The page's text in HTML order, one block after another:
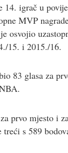
14. igrač u
MVP
osvojio
15. i 2015./16.
83 glasa za
prvo mjesto i
s 589